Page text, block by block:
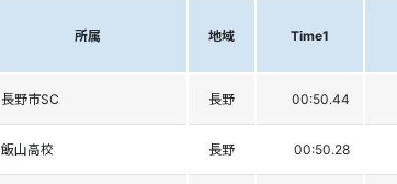
所属 地域 Time1
長野市SC 長野 00:50.44
飯山高校 長野 00:50.28